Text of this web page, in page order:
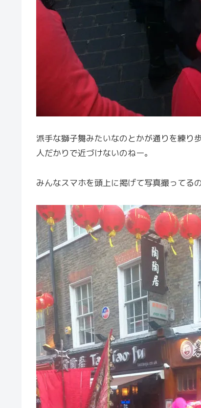
派手な獅子舞みたいなのとかが通りを練り
人だかりで近づけないのねー。
みんなスマホを頭上に掲げて写真撮ってる